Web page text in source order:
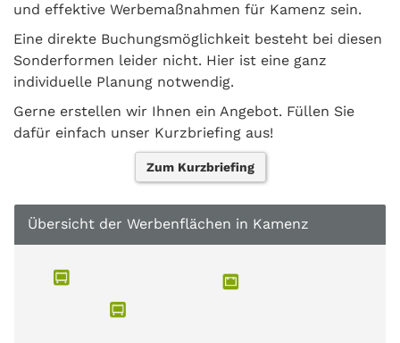
und effektive Werbemaßnahmen für Kamenz sein.
Eine direkte Buchungsmöglichkeit besteht bei diesen
Sonderformen leider nicht. Hier ist eine ganz
individuelle Planung notwendig.
Gerne erstellen wir Ihnen ein Angebot. Füllen Sie
dafür einfach unser Kurzbriefing aus!
Zum Kurzbriefing
Übersicht der Werbenflächen in Kamenz